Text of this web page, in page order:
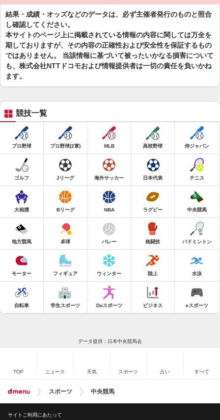
結果・成績・オッズなどのデータは、必ず主催者発行のものと照合
し確認してください。
本サイトのページ上に掲載されている情報の内容に関しては万全を
期しておりますが、その内容の正確性および安全性を保証するもの
ではありません。 当該情報に基づいて被ったいかなる損害について
も、株式会社NTTドコモおよび情報提供者は一切の責任を負いかね
ます。
競技一覧
プロ野球 プロ野球(2軍) MLB 高校野球 侍ジャパン
ゴルフ Jリーグ 海外サッカー 日本代表 テニス
大相撲 Bリーグ NBA ラグビー 中央競馬
地方競馬 卓球 バレー 格闘技 バドミントン
モーター フィギュア ウィンター 陸上 水泳
自転車 学生スポーツ Doスポーツ ビジネス eスポーツ
データ提供：日本中央競馬会
TOP ニュース 天気 スポーツ 占い すべて
スポーツ 中央競馬
サイトご利用にあたって